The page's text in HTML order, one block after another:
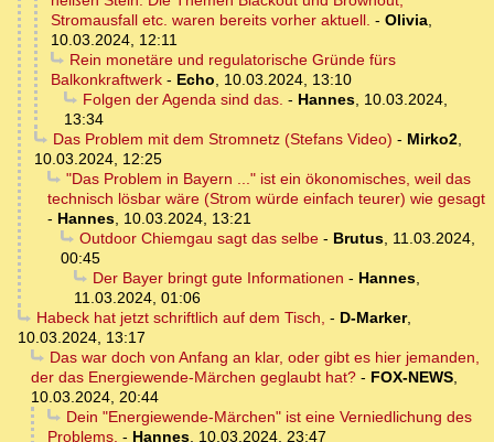
Stromausfall etc. waren bereits vorher aktuell. - Olivia
10.03.2024, 12:11
Rein monetäre und regulatorische Gründe fürs
Balkonkraftwerk - Echo
10.03.2024, 13:10
Folgen der Agenda sind das. - Hannes, 10.03.2024,
13:34
Das Problem mit dem Stromnetz (Stefans Video) - Mirko2,
10.03.2024, 12:25
"Das Problem in Bayern ..." ist ein ökonomisches, weil das
technisch lösbar wäre (Strom würde einfach teurer) wie gesagt
- Hannes 10.03.2024, 13:21
Outdoor Chiemgau sagt das selbe- Brutus, 11.03.2024,
00:45
Der Bayer bringt gute Informationen - Hannes,
11.03.2024, 01:06
Habeck hat jetzt schriftlich auf dem Tisch, - D-Marker,
10.03.2024, 13:17
Das war doch von Anfang an klar, oder gibt es hier jemanden,
der das Energiewende-Märchen geglaubt hat? - FOX-NEWS
10.03.2024, 20:44
Dein "Energiewende-Märchen" ist eine Verniedlichung des
Problems. - Hannes 10.03.2024, 23:47